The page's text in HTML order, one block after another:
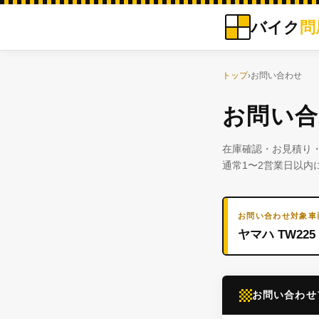
バイク
トップ›お問い合わせ
お問い
在庫確認・お見積り
通常1〜2営業日以内
お問い合わせ対象車
ヤマハ TW225
お問い合わ